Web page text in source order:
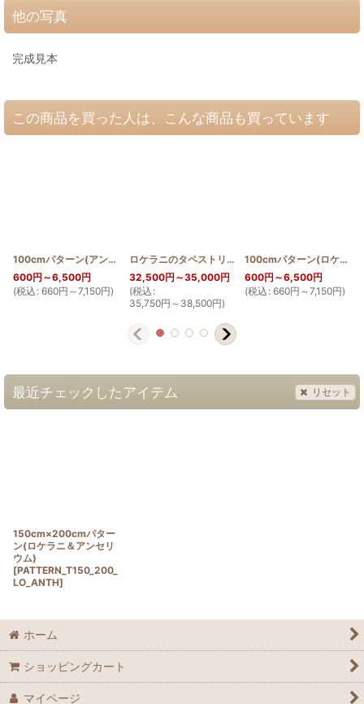
他の写真
完成見本
この商品を買った人は、こんな商品も買っています
100cmパターン(アンセリウム) [PATTERN_T110_ANTH]
600円 ～6,500円
(税込 : 660円 ～7,150円)
ロケラニのタペストリー150cm×200cm [
32,500円 ～35,000円
(税込 :
35,750円 ～38,500円)
100cmパターン(ロケラニ)
600円 ～6,500円
(税込 : 660円 ～7,150円)
最近チェックしたアイテム リセット
150cm×200cmパター
ン(ロケラニ＆アンセリ
ウム)
[PATTERN_T150_200_
LO_ANTH]
ホーム
ショッピングカート
マイページ